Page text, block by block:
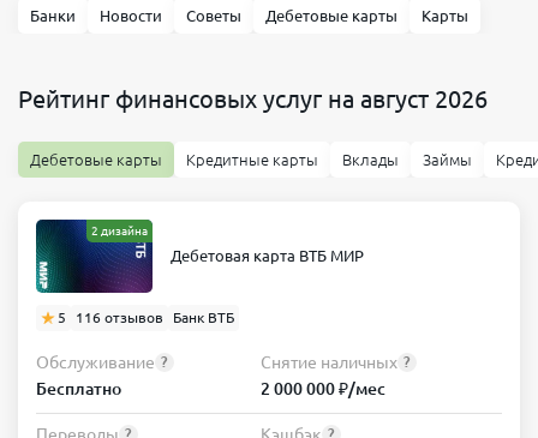
Банки Новости Советы Дебетовые карты Карты
Рейтинг финансовых услуг на август 2026
Дебетовые карты Кредитные карты Вклады Займы
2 дизайна
Дебетовая карта ВТБ МИР
5 116 отзывов Банк ВТБ
Обслуживание ?
Бесплатно
Снятие наличных ?
2 000 000 ₽/мес
? ?